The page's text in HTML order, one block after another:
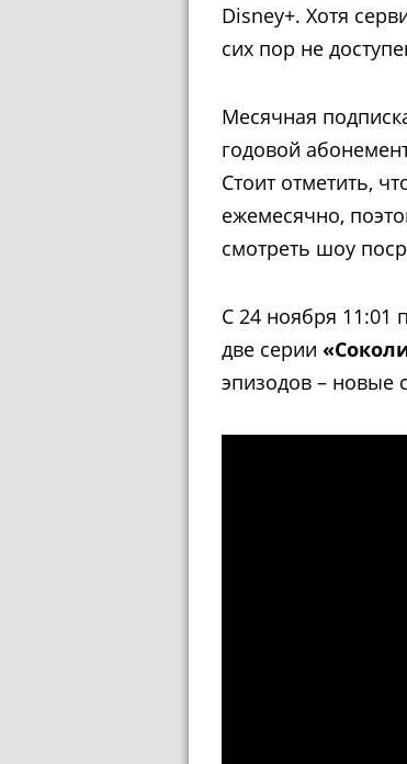
Disney+. Хотя
сих пор не
Месячная
годовой
Стоит отметить,
ежемесячно,
смотреть шоу
С 24 ноября 11:01
две серии
эпизодов – новые